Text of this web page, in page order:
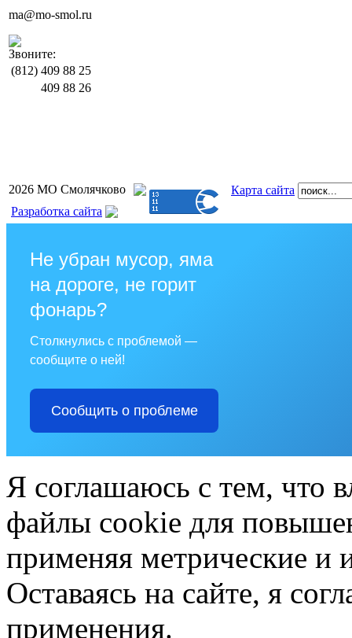
ma@mo-smol.ru
Звоните:
(812) 409 88 25
409 88 26
2026 МО Смолячково
Карта сайта
Разработка сайта
Не убран мусор, яма
на дороге, не горит
фонарь?
Столкнулись с проблемой —
сообщите о ней!
Сообщить о проблеме
Я соглашаюсь с тем, что
файлы cookie для
применяя метрические и
Оставаясь на сайте, я
применения.